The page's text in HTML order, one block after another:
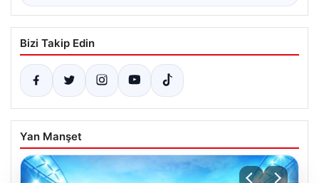
Bizi Takip Edin
Yan Manşet